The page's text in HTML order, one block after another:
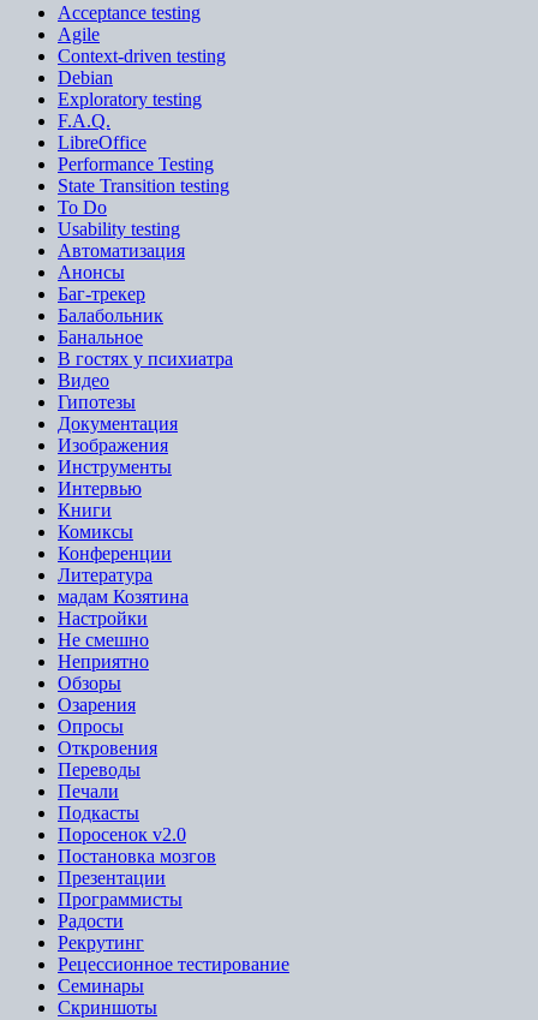
Acceptance testing
Agile
Context-driven testing
Debian
Exploratory testing
F.A.Q.
LibreOffice
Performance Testing
State Transition testing
To Do
Usability testing
Автоматизация
Анонсы
Баг-трекер
Балабольник
Банальное
В гостях у психиатра
Видео
Гипотезы
Документация
Изображения
Инструменты
Интервью
Книги
Комиксы
Конференции
Литература
мадам Козятина
Настройки
Не смешно
Неприятно
Обзоры
Озарения
Опросы
Откровения
Переводы
Печали
Подкасты
Поросенок v2.0
Постановка мозгов
Презентации
Программисты
Радости
Рекрутинг
Рецессионное тестирование
Семинары
Скриншоты